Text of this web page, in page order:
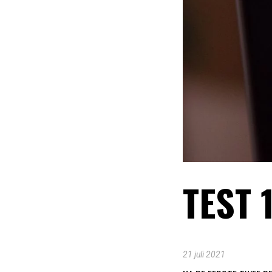
TEST
21 juli 2021